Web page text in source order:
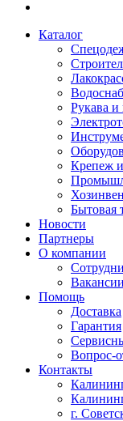
Каталог
Рукава
Крепеж и
Бытовая
Новости
Партнеры
О компании
Вакансии
Помощь
Доставка
Гарантия
Вопрос-
Контакты
г.